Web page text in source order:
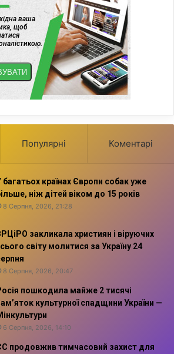
Популярні Коментарі
багатьох країнах Європи собак уже
ніж дітей віком до 15 років
8 Серпня, 2026, 21:28
закликала християн і віруючих
світу молитися за Україну 24
8 Серпня, 2026, 20:47
пошкодила майже 2 тисячі
культурної спадщини України —
6 Серпня, 2026, 14:10
продовжив тимчасовий захист для